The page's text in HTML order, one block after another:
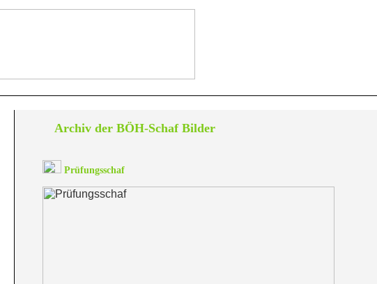
Archiv der BÖH-Schaf Bilder
Prüfungsschaf